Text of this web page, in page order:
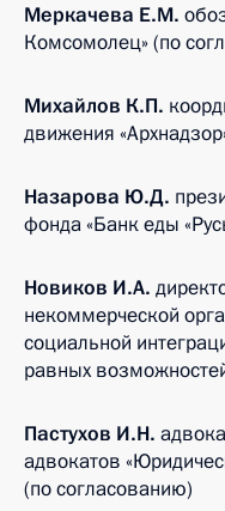
Меркачева Е.М.
Комсомолец» (по
Михайлов К.П.
движения
Назарова Ю.Д.
фонда «Банк еды
Новиков И.А.
некоммерческой
социальной
равных
Пастухов И.Н.
адвокатов
(по согласованию)